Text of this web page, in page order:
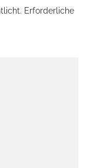
Erforderliche